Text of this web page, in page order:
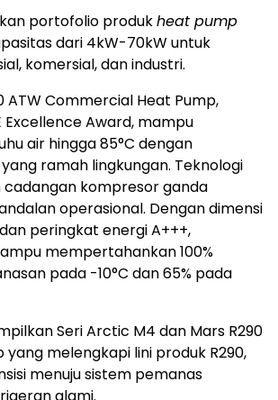
portofolio produkheat pump
dari 4kW-70kW untuk
komersial, dan industri.
ATW Commercial Heat Pump,
Excellence Award, mampu
air hingga 85°C dengan
ramah lingkungan. Teknologi
cadangan kompresor ganda
operasional. Dengan dimensi
peringkat energi A+++,
mempertahankan 100%
pada -10°C dan 65% pada
Seri Arctic M4 dan Mars R290
yang melengkapi lini produk R290,
menuju sistem pemanas